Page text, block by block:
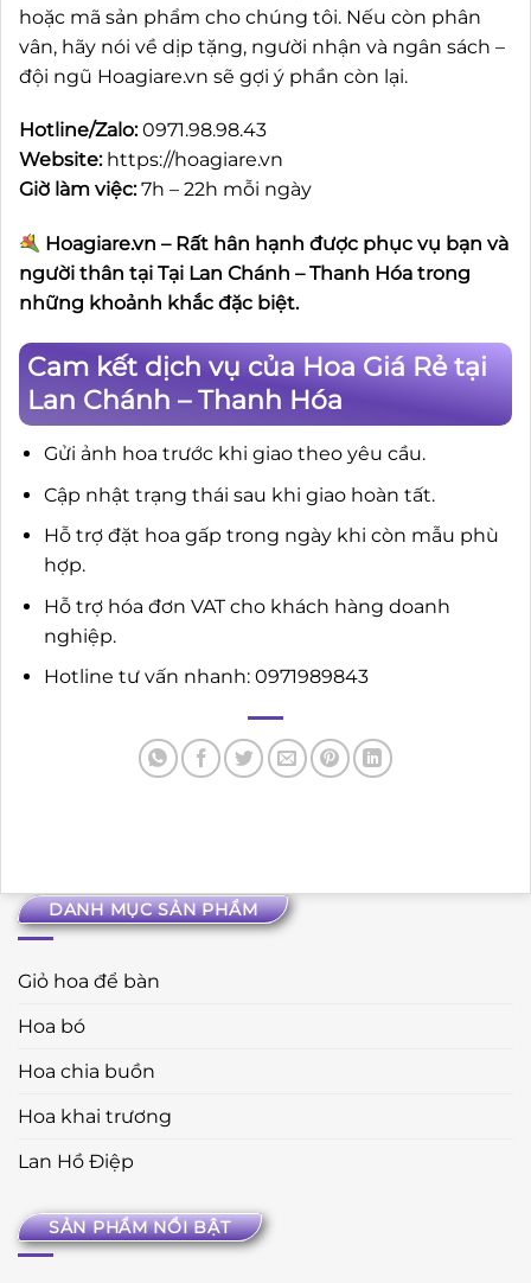
DANH MỤC SẢN PHẨM
Giỏ hoa để bàn
Hoa bó
Hoa chia buồn
Hoa khai trương
Lan Hồ Điệp
SẢN PHẨM NỔI BẬT
hoặc mã sản phẩm cho chúng tôi. Nếu còn phân
vân, hãy nói về dịp tặng, người nhận và ngân sách –
đội ngũ Hoagiare.vn sẽ gợi ý phần còn lại.
Hotline/Zalo:0971.98.98.43
Website: https://hoagiare.vn
Giờ làm việc:7h – 22h mỗi ngày
Hoagiare.vn – Rất hân hạnh được phục vụ bạn và
người thân tại Tại Lan Chánh – Thanh Hóa trong
những khoảnh khắc đặc biệt.
Cam kết dịch vụ của Hoa Giá Rẻ tại
Lan Chánh – Thanh Hóa
Gửi ảnh hoa trước khi giao theo yêu cầu.
Cập nhật trạng thái sau khi giao hoàn tất.
Hỗ trợ đặt hoa gấp trong ngày khi còn mẫu phù
hợp.
Hỗ trợ hóa đơn VAT cho khách hàng doanh
nghiệp.
Hotline tư vấn nhanh: 0971989843